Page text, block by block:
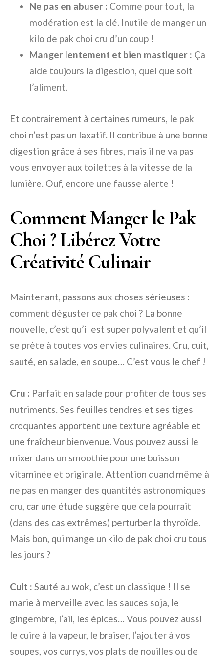
Ne pas en abuser : Comme pour tout, la
modération est la clé. Inutile de manger un
kilo de pak choi cru d’un coup !
Manger lentement et bien mastiquer : Ça
aide toujours la digestion, quel que soit
l’aliment.
Et contrairement à certaines rumeurs, le pak
choi n’est pas un laxatif. Il contribue à une bonne
digestion grâce à ses fibres, mais il ne va pas
vous envoyer aux toilettes à la vitesse de la
lumière. Ouf, encore une fausse alerte !
Comment Manger le Pak
Choi ? Libérez Votre
Créativité Culinair
Maintenant, passons aux choses sérieuses :
comment déguster ce pak choi ? La bonne
nouvelle, c’est qu’il est super polyvalent et qu’il
se prête à toutes vos envies culinaires. Cru, cuit,
sauté, en salade, en soupe… C’est vous le chef !
Cru : Parfait en salade pour profiter de tous ses
nutriments. Ses feuilles tendres et ses tiges
croquantes apportent une texture agréable et
une fraîcheur bienvenue. Vous pouvez aussi le
mixer dans un smoothie pour une boisson
vitaminée et originale. Attention quand même à
ne pas en manger des quantités astronomiques
cru, car une étude suggère que cela pourrait
(dans des cas extrêmes) perturber la thyroïde.
Mais bon, qui mange un kilo de pak choi cru tous
les jours ?
Cuit : Sauté au wok, c’est un classique ! Il se
marie à merveille avec les sauces soja, le
gingembre, l’ail, les épices… Vous pouvez aussi
le cuire à la vapeur, le braiser, l’ajouter à vos
soupes, vos currys, vos plats de nouilles ou de